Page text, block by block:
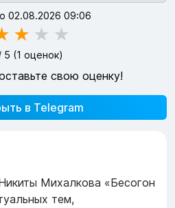
02.08.2026 09:06
★ ★ ★
5 (1 оценок)
свою оценку!
в Telegram
Михалкова «Бесогон
тем,